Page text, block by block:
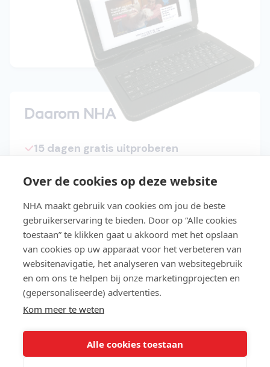
Over de cookies op deze website
NHA maakt gebruik van cookies om jou de beste
gebruikerservaring te bieden. Door op “Alle cookies
toestaan” te klikken gaat u akkoord met het opslaan
van cookies op uw apparaat voor het verbeteren van
websitenavigatie, het analyseren van websitegebruik
en om ons te helpen bij onze marketingprojecten en
(gepersonaliseerde) advertenties.
Kom meer te weten
Alle cookies toestaan
Daarom NHA
15 dagen gratis uitproberen
Niet geslaagd? Lesgeld terug
Slaag makkelijker met Easy Learning®
Gratis toegang tot de NHA e-
bookbibliotheek
Lees meer over NHA